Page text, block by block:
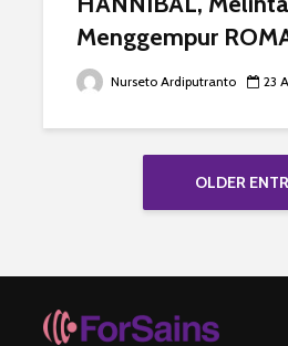
Menggempur
Nurseto Ardiputranto 23
OLDER